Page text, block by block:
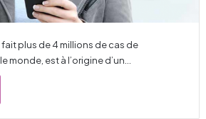
plus de 4 millions de cas de
est à l’origine d’un…